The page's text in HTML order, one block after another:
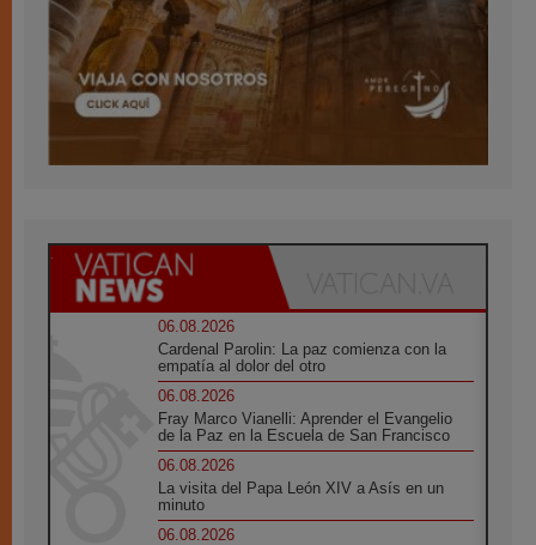
06.08.2026
Cardenal Parolin: La paz comienza con la
empatía al dolor del otro
06.08.2026
Fray Marco Vianelli: Aprender el Evangelio
de la Paz en la Escuela de San Francisco
06.08.2026
La visita del Papa León XIV a Asís en un
minuto
06.08.2026